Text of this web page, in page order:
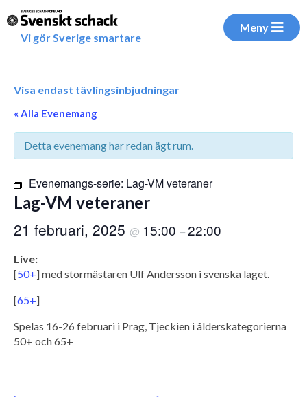
Vi gör Sverige smartare
Meny
Visa endast tävlingsinbjudningar
« Alla Evenemang
Detta evenemang har redan ägt rum.
Evenemangs-serie: Lag-VM veteraner
Lag-VM veteraner
21 februari, 2025 @ 15:00 –22:00
Live:
[50+] med stormästaren Ulf Andersson i svenska laget.
[65+]
Spelas 16-26 februari i Prag, Tjeckien i ålderskategorierna
50+ och 65+